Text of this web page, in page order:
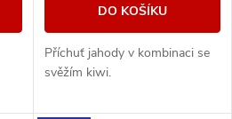
DO KOŠÍKU
Příchuť jahody v kombinaci se
svěžím kiwi.